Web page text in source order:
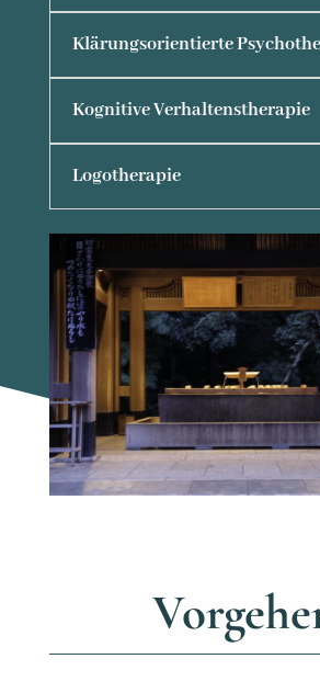
Klärungsorientierte
Kognitive Verhaltenstherapie
Logotherapie